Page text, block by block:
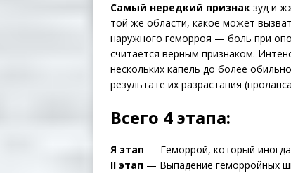
Самый нередкий признак зуд и
той же области, какое может
наружного геморроя — боль при
считается верным признаком.
нескольких капель до более
результате их разрастания
Всего 4 этапа:
Я этап — Геморрой, который
II этап — Выпадение геморройных